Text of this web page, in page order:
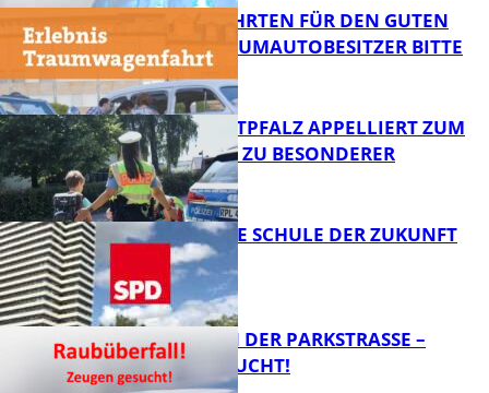
FB News
FB News
SPENDENFAHRTEN FÜR DEN GUTEN
ZWECK – TRAUMAUTOBESITZER BITTE
MELDEN!
FB News
POLIZEI WESTPFALZ APPELLIERT ZUM
SCHULSTART ZU BESONDERER
VORSICHT
WIE SIEHT DIE SCHULE DER ZUKUNFT
AUS?
ÜBERFALL IN DER PARKSTRASSE – Z
EUGEN GESUCHT!